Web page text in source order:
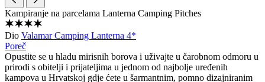
Kampiranje na parcelama Lanterna Camping Pitches
Dio Valamar Camping Lanterna 4*
Poreč
Opustite se u hladu mirisnih borova i uživajte u čarobnom odmoru u
prirodi s obitelji i prijateljima u jednom od najbolje uređenih
kampova u Hrvatskoj gdje ćete u šarmantnim, pomno dizajniranim